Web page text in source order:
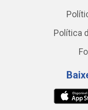
Política